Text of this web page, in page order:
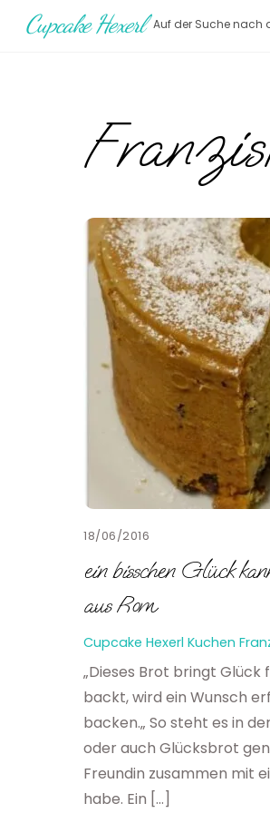
Cupcake Hexerl Auf der Suche nach
18/06/2016
ein bisschen Glück
aus Rom
Cupcake Hexerl Kuchen
„Dieses Brot bringt Glück
backt, wird ein Wunsch
backen.„ So steht es in
oder auch Glücksbrot
Freundin zusammen mit
habe. Ein […]